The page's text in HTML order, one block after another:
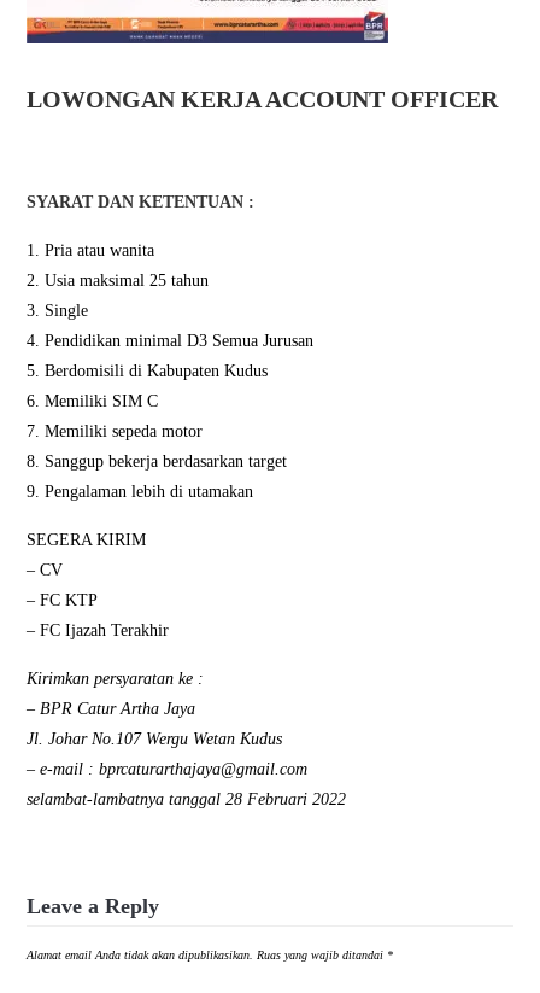
LOWONGAN KERJA ACCOUNT OFFICER
SYARAT DAN KETENTUAN :
1. Pria atau wanita
2. Usia maksimal 25 tahun
3. Single
4. Pendidikan minimal D3 Semua Jurusan
5. Berdomisili di Kabupaten Kudus
6. Memiliki SIM C
7. Memiliki sepeda motor
8. Sanggup bekerja berdasarkan target
9. Pengalaman lebih di utamakan
SEGERA KIRIM
– CV
– FC KTP
– FC Ijazah Terakhir
Kirimkan persyaratan ke :
– BPR Catur Artha Jaya
Jl. Johar No.107 Wergu Wetan Kudus
– e-mail : bprcaturarthajaya@gmail.com
selambat-lambatnya tanggal 28 Februari 2022
Leave a Reply
Alamat email Anda tidak akan dipublikasikan. Ruas yang wajib ditandai *